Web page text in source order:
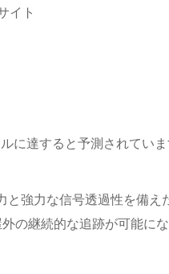
イト
達すると予測されていま
と強力な信号透過性を備え
の継続的な追跡が可能に